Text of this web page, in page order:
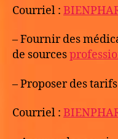
Courriel :
– Fournir des
de sources
– Proposer des
Courriel :